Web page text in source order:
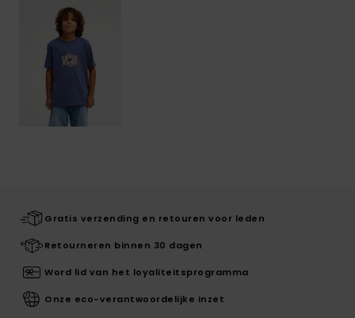
Gratis verzending en retouren voor leden
Retourneren binnen 30 dagen
Word lid van het loyaliteitsprogramma
Onze eco-verantwoordelijke inzet